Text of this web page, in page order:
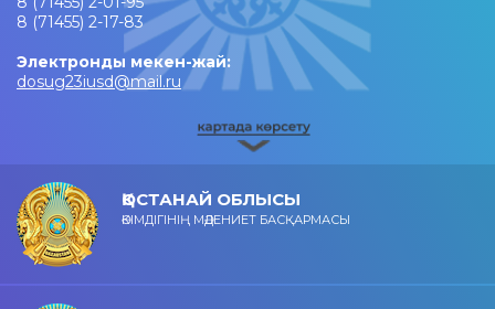
8 (71455) 2-17-83
Электронды мекен-жай:
dosug23iusd@mail.ru
ҚОСТАНАЙ ОБЛЫСЫ
ӘКІМДІГІНІҢ МӘДЕНИЕТ БАСҚАРМАСЫ